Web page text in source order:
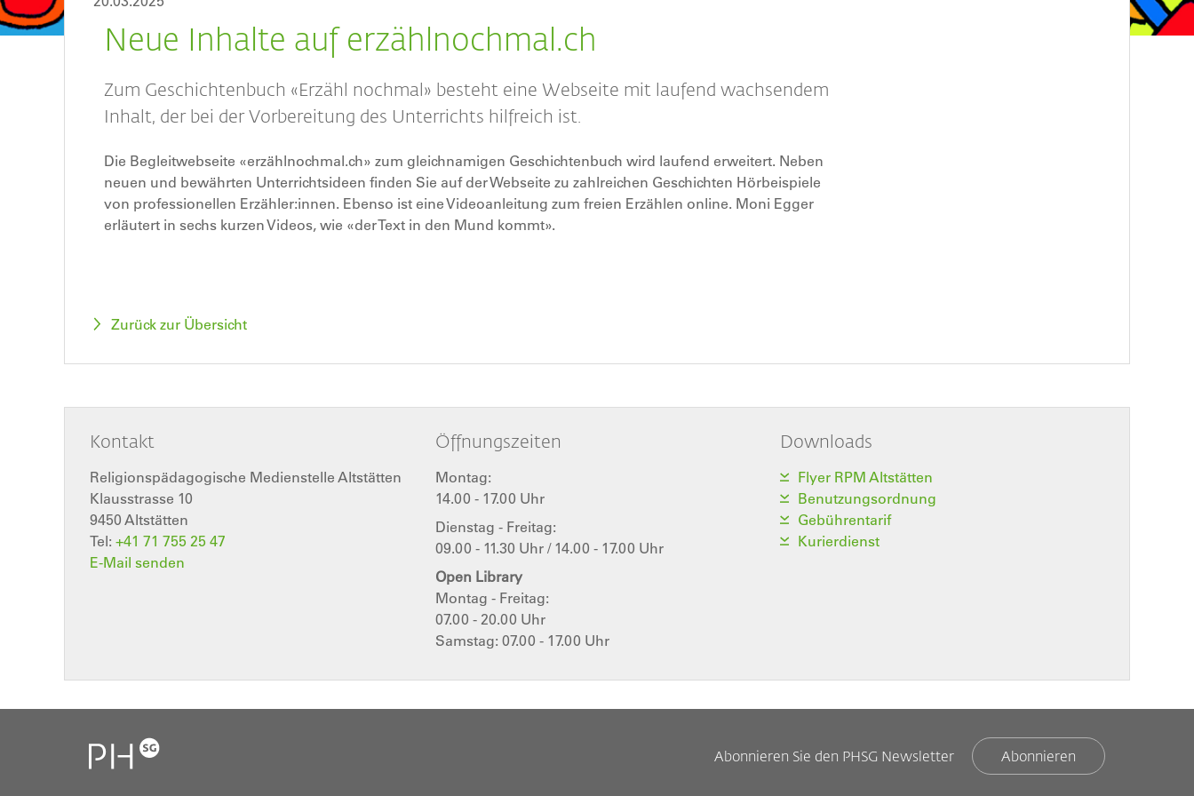
Neue Inhalte auf erzählnochmal.ch
Zum Geschichtenbuch «Erzähl nochmal» besteht eine Webseite mit laufend wachsendem
Inhalt, der bei der Vorbereitung des Unterrichts hilfreich ist.
Die Begleitwebseite «erzählnochmal.ch» zum gleichnamigen Geschichtenbuch wird laufend erweitert. Neben
neuen und bewährten Unterrichtsideen finden Sie auf der Webseite zu zahlreichen Geschichten Hörbeispiele
von professionellen Erzähler:innen. Ebenso ist eine Videoanleitung zum freien Erzählen online. Moni Egger
erläutert in sechs kurzen Videos, wie «der Text in den Mund kommt».
Zurück zur Übersicht
Kontakt
Religionspädagogische Medienstelle Altstätten
Klausstrasse 10
9450 Altstätten
Tel: +41 71 755 25 47
E-Mail senden
Öffnungszeiten
Montag:
14.00 - 17.00 Uhr
Dienstag - Freitag:
09.00 - 11.30 Uhr / 14.00 - 17.00 Uhr
Open Library
Montag - Freitag:
07.00 - 20.00 Uhr
Samstag: 07.00 - 17.00 Uhr
Downloads
Flyer RPM Altstätten
Benutzungsordnung
Gebührentarif
Kurierdienst
Abonnieren Sie den PHSG Newsletter Abonnieren